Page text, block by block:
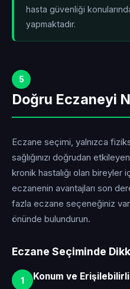
hasta güvenliği
yapmaktadır.
5
Doğru Eczaneyi
Eczane seçimi, yalnızca
sağlığınızı doğrudan
kronik hastalığı olan bireyler
eczanenin avantajları son
fazla eczane seçeneğiniz
önünde bulundurun.
Eczane Seçiminde
1 Konum ve